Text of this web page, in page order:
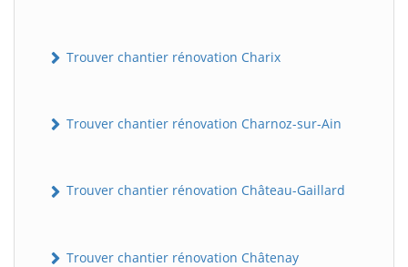
Trouver chantier rénovation Charix
Trouver chantier rénovation Charnoz-sur-Ain
Trouver chantier rénovation Château-Gaillard
Trouver chantier rénovation Châtenay